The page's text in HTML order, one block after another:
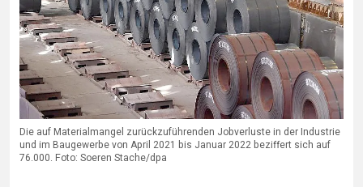
Die auf Materialmangel zurückzuführenden Jobverluste in der Industrie
und im Baugewerbe von April 2021 bis Januar 2022 beziffert sich auf
76.000. Foto: Soeren Stache/dpa